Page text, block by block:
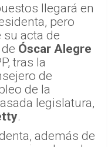
llegará en
pero
su acta de
Óscar Alegre
tras la
de
de la
legislatura,
.
además de